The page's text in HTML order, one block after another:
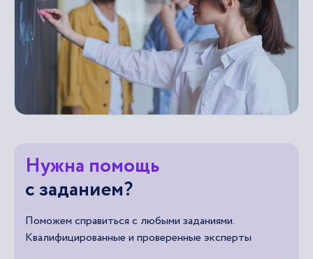
Нужна помощь
с заданием?
Поможем справиться с любыми заданиями.
Квалифицированные и проверенные эксперты